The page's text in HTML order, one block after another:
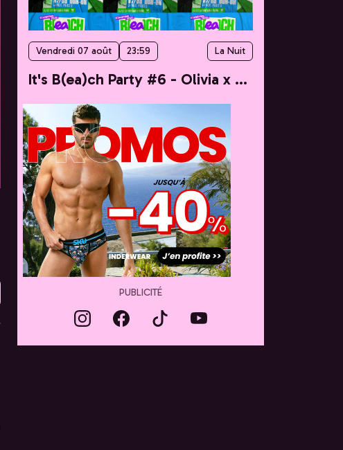
Vendredi 07 août 23:59 La Nuit
It's B(ea)ch Party #6 - Olivia x Taylor
PUBLICITÉ